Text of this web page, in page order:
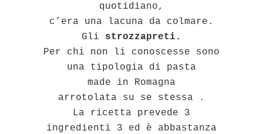
quotidiano,
c’era una lacuna da colmare.
Gli strozzapreti.
Per chi non li conoscesse sono
una tipologia di pasta
made in Romagna
arrotolata su se stessa .
La ricetta prevede 3
ingredienti 3 ed è abbastanza